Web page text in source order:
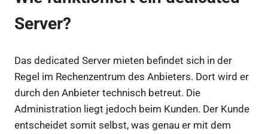
Server?
Das dedicated Server mieten befindet sich in der
Regel im Rechenzentrum des Anbieters. Dort wird er
durch den Anbieter technisch betreut. Die
Administration liegt jedoch beim Kunden. Der Kunde
entscheidet somit selbst, was genau er mit dem